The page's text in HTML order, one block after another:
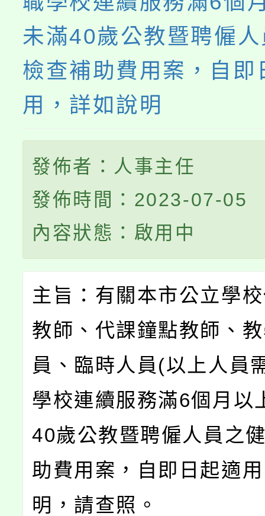
未滿40歲公教暨聘僱
檢查補助費用案，自即
用，詳如說明
發佈者：人事主任
發佈時間：2023-07-05
內容狀態：啟用中
主旨：有關本市公立學
教師、代課鐘點教師、
員、臨時人員(以上人員
學校連續服務滿6個月以
40歲公教暨聘僱人員之
助費用案，自即日起適
明，請查照。